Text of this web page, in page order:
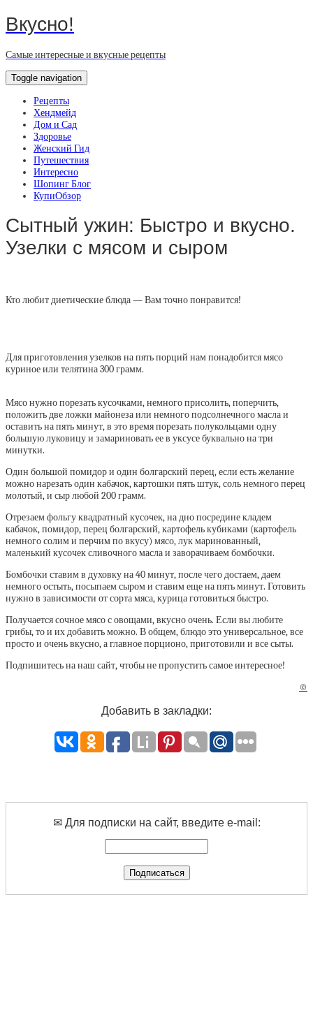
Вкусно!
Самые интересные и вкусные рецепты
Toggle navigation
Рецепты
Хендмейд
Дом и Сад
Здоровье
Женский Гид
Путешествия
Интересно
Шопинг Блог
КупиОбзор
Сытный ужин: Быстро и вкусно.
Узелки с мясом и сыром
Кто любит диетические блюда — Вам точно понравится!
Для приготовления узелков на пять порций нам понадобится мясо
куриное или телятина 300 грамм.
Мясо нужно порезать кусочками, немного присолить, поперчить,
положить две ложки майонеза или немного подсолнечного масла и
оставить на пять минут, в это время порезать полукольцами одну
большую луковицу и замариновать ее в уксусе буквально на три
минутки.
Один большой помидор и один болгарский перец, если есть желание
можно нарезать один кабачок, картошки пять штук, соль немного перец
молотый, и сыр любой 200 грамм.
Отрезаем фольгу квадратный кусочек, на дно посредине кладем
кабачок, помидор, перец болгарский, картофель кубиками (картофель
немного солим и перчим по вкусу) мясо, лук маринованный,
маленький кусочек сливочного масла и заворачиваем бомбочки.
Бомбочки ставим в духовку на 40 минут, после чего достаем, даем
немного остыть, посыпаем сыром и ставим еще на пять минут. Готовить
нужно в зависимости от сорта мяса, курица готовиться быстро.
Получается сочное мясо с овощами, вкусно очень. Если вы любите
грибы, то и их добавить можно. В общем, блюдо это универсальное, все
просто и очень вкусно, а главное порционо, приготовили и все сыты.
Подпишитесь на наш сайт, чтобы не пропустить самое интересное!
©
Добавить в закладки:
✉ Для подписки на сайт, введите e-mail: